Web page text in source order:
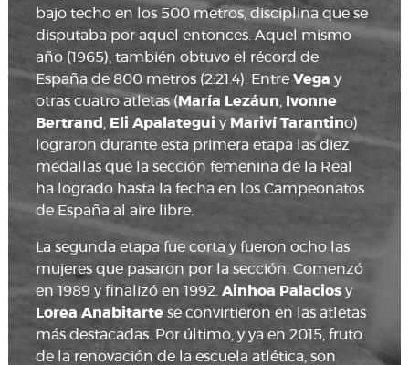
bajo techo en los 500 metros, disciplina que se
disputaba por aquel entonces. Aquel mismo
año (1965), también obtuvo el récord de
España de 800 metros (2:21.4). EntreVega y
otras cuatro atletas (María Lezáun
Ivonne
Bertrand
Eli Apalategui y Mariví Tarantino)
lograron durante esta primera etapa las diez
medallas que la sección femenina de la Real
ha logrado hasta la fecha en los Campeonatos
de España al aire libre.
La segunda etapa fue corta y fueron ocho las
mujeres que pasaron por la sección. Comenzó
en 1989 y finalizó en 1992.Ainhoa Palacios y
Lorea Anabitarte se convirtieron en las atletas
más destacadas. Por último, y ya en 2015, fruto
de la renovación de la escuela atlética, son